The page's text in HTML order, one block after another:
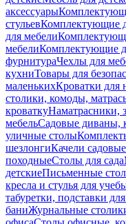
аксессуары
стульевКомплектующие
для мебели
мебелиКомплектующие
фурнитураЧехлы для
кухниТовары для
маленькихКроватки для
столики, комоды,
кроваткуНаматрасники,
мебельСадовые диваны,
уличные столы
шезлонгиКачели садовые
походныеСтолы для сада
детскиеПисьменные
кресла и стулья для
табуретки, подставки
баниЖурнальные